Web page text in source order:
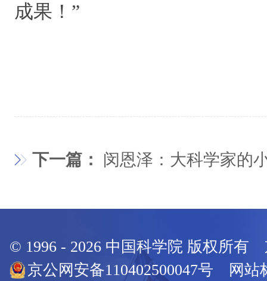
成果！”
下一篇： 闵恩泽：大科学家的
© 1996 - 2026 中国科学院 版权所有
京公网安备110402500047号 网站